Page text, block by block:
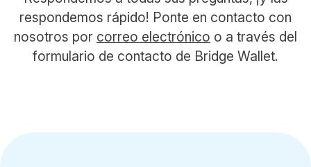
respondemos rápido! Ponte en contacto con
nosotros por correo electrónico o a través del
formulario de contacto de Bridge Wallet.